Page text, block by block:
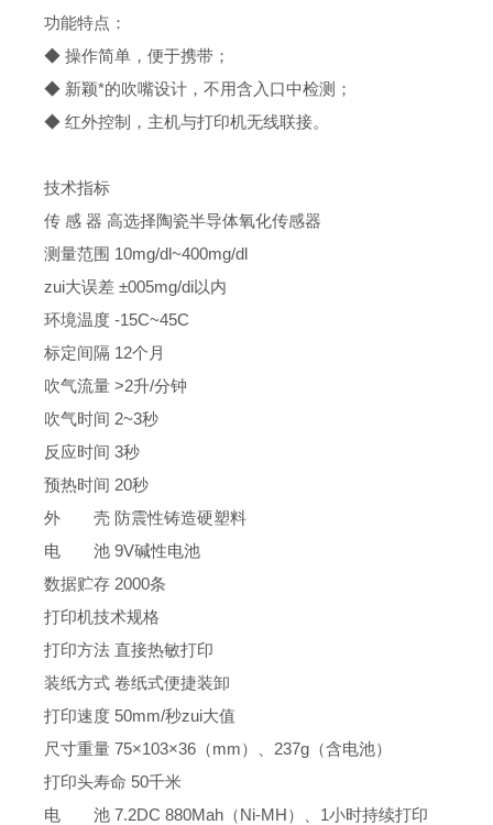
功能特点：
◆ 操作简单，便于携带；
◆ 新颖*的吹嘴设计，不用含入口中检测；
◆ 红外控制，主机与打印机无线联接。
技术指标
传 感 器 高选择陶瓷半导体氧化传感器
测量范围 10mg/dl~400mg/dl
zui大误差 ±005mg/di以内
环境温度 -15C~45C
标定间隔 12个月
吹气流量 >2升/分钟
吹气时间 2~3秒
反应时间 3秒
预热时间 20秒
外 壳 防震性铸造硬塑料
电 池 9V碱性电池
数据贮存 2000条
打印机技术规格
打印方法 直接热敏打印
装纸方式 卷纸式便捷装卸
打印速度 50mm/秒zui大值
尺寸重量 75×103×36（mm）、237g（含电池）
打印头寿命 50千米
电 池 7.2DC 880Mah（Ni-MH）、1小时持续打印